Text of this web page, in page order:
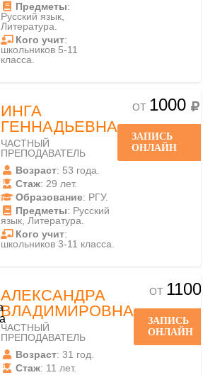
Предметы:
Русский язык,
Литература.
Кого учит:
школьников 5-11
класса.
ИНГА
ГЕННАДЬЕВНА
ЧАСТНЫЙ
ПРЕПОДАВАТЕЛЬ
Возраст: 53 года.
Стаж: 29 лет.
Образование: РГУ.
Предметы: Русский
язык, Литература.
Кого учит:
школьников 3-11 класса.
ОТ 1000
ЗАПИСЬ
ОНЛАЙН
АЛЕКСАНДРА
ВЛАДИМИРОВНА
ЧАСТНЫЙ
ПРЕПОДАВАТЕЛЬ
Возраст: 31 год.
Стаж: 11 лет.
ОТ 1100
ЗАПИСЬ
ОНЛАЙН